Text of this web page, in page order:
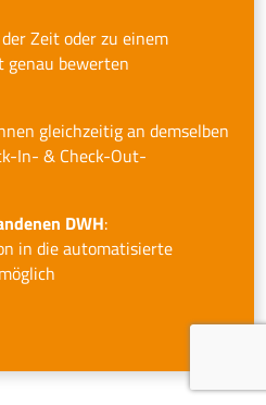
Zeit oder zu einem
bewerten
gleichzeitig an demselben
In- & Check-Out-
DWH:
in die automatisierte